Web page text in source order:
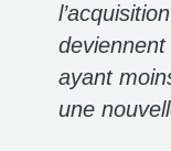
ayant
une